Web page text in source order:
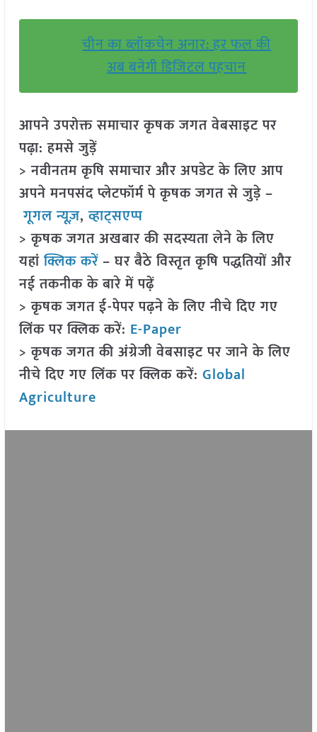
चीन का ब्लॉकचेन अनार: हर फल की
अब बनेगी डिजिटल पहचान
आपने उपरोक्त समाचार कृषक जगत वेबसाइट पर
पढ़ा: हमसे जुड़ें
> नवीनतम कृषि समाचार और अपडेट के लिए आप
अपने मनपसंद प्लेटफॉर्म पे कृषक जगत से जुड़े –
गूगल न्यूज़,व्हाट्सएप्प
> कृषक जगत अखबार की सदस्यता लेने के लिए
यहांक्लिक करें– घर बैठे विस्तृत कृषि पद्धतियों और
नई तकनीक के बारे में पढ़ें
> कृषक जगत ई-पेपर पढ़ने के लिए नीचे दिए गए
लिंक पर क्लिक करें: E-Paper
> कृषक जगत की अंग्रेजी वेबसाइट पर जाने के लिए
नीचे दिए गए लिंक पर क्लिक करें: Global
Agriculture